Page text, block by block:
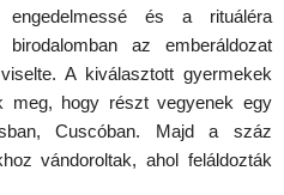
és a rituáléra
az emberáldozat
A kiválasztott gyermekek
meg, hogy részt vegyenek egy
Cuscóban. Majd a száz
vándoroltak, ahol feláldozták